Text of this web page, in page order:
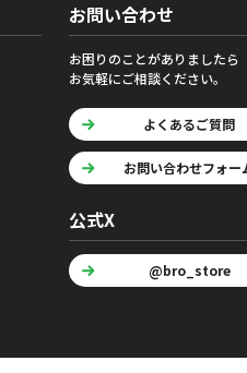
お問い合わせ
お困りのことがありましたら
お気軽にご相談ください。
よくあるご質問
お問い合わせフォー
公式X
@bro_store